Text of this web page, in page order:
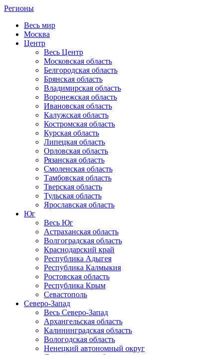
Регионы
Весь мир
Москва
Центр
Весь Центр
Московская область
Белгородская область
Брянская область
Владимирская область
Воронежская область
Ивановская область
Калужская область
Костромская область
Курская область
Липецкая область
Орловская область
Рязанская область
Смоленская область
Тамбовская область
Тверская область
Тульская область
Ярославская область
Юг
Весь Юг
Астраханская область
Волгоградская область
Краснодарский край
Республика Адыгея
Республика Калмыкия
Ростовская область
Республика Крым
Севастополь
Северо-Запад
Весь Северо-Запад
Архангельская область
Калининградская область
Вологодская область
Ненецкий автономный округ